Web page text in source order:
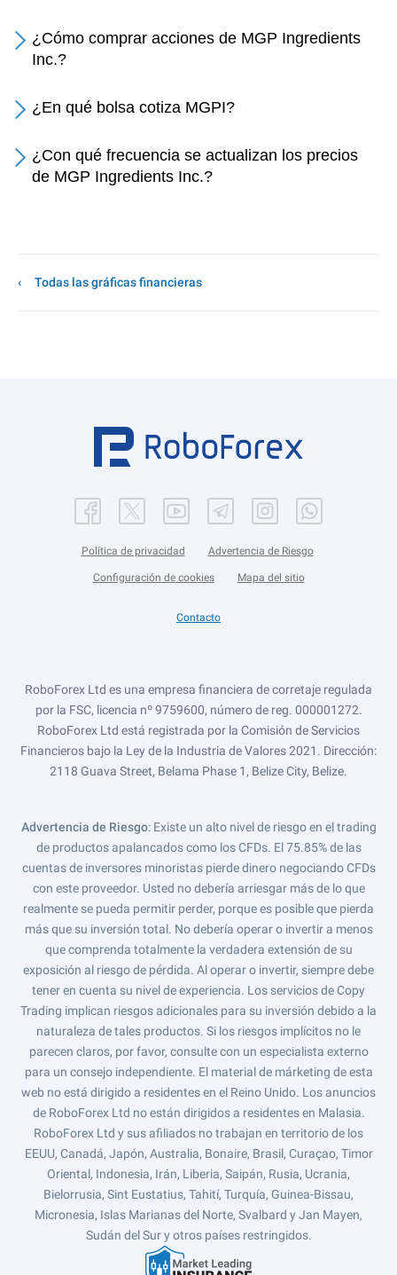
¿Cómo comprar acciones de MGP Ingredients
Inc.?
¿En qué bolsa cotiza MGPI?
¿Con qué frecuencia se actualizan los precios
de MGP Ingredients Inc.?
Todas las gráficas financieras
Política de privacidad Advertencia de Riesgo
Configuración de cookies Mapa del sitio
Contacto
RoboForex Ltd es una empresa financiera de corretaje regulada
por la FSC, licencia nº 9759600, número de reg. 000001272.
RoboForex Ltd está registrada por la Comisión de Servicios
Financieros bajo la Ley de la Industria de Valores 2021. Dirección:
2118 Guava Street, Belama Phase 1, Belize City, Belize.
Advertencia de Riesgo: Existe un alto nivel de riesgo en el trading
de productos apalancados como los CFDs. El 75.85% de las
cuentas de inversores minoristas pierde dinero negociando CFDs
con este proveedor. Usted no debería arriesgar más de lo que
realmente se pueda permitir perder, porque es posible que pierda
más que su inversión total. No debería operar o invertir a menos
que comprenda totalmente la verdadera extensión de su
exposición al riesgo de pérdida. Al operar o invertir, siempre debe
tener en cuenta su nivel de experiencia. Los servicios de Copy
Trading implican riesgos adicionales para su inversión debido a la
naturaleza de tales productos. Si los riesgos implícitos no le
parecen claros, por favor, consulte con un especialista externo
para un consejo independiente. El material de márketing de esta
web no está dirigido a residentes en el Reino Unido. Los anuncios
de RoboForex Ltd no están dirigidos a residentes en Malasia.
RoboForex Ltd y sus afiliados no trabajan en territorio de los
EEUU, Canadá, Japón, Australia, Bonaire, Brasil, Curaçao, Timor
Oriental, Indonesia, Irán, Liberia, Saipán, Rusia, Ucrania,
Bielorrusia, Sint Eustatius, Tahití, Turquía, Guinea-Bissau,
Micronesia, Islas Marianas del Norte, Svalbard y Jan Mayen,
Sudán del Sur y otros países restringidos.